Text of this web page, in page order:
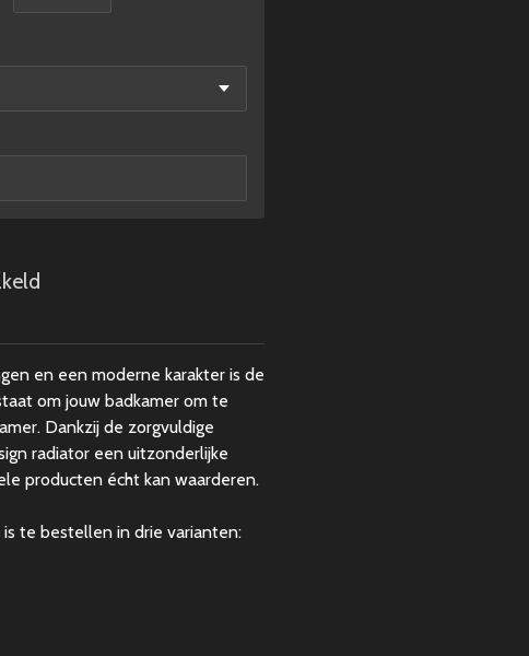
en een moderne karakter is de
om jouw badkamer om te
Dankzij de zorgvuldige
radiator een uitzonderlijke
producten écht kan waarderen.
is te bestellen in drie varianten: